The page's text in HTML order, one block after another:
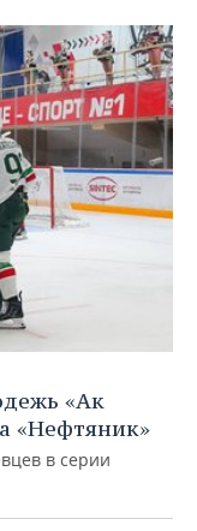
«Ак
«Нефтяник»
в серии